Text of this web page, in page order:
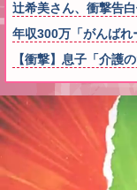
辻希美さん、衝撃告
年収300万「がんば
【衝撃】息子「介護